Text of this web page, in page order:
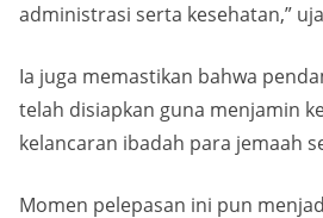
administrasi serta kesehatan,”
Ia juga memastikan bahwa
telah disiapkan guna menjamin
kelancaran ibadah para jemaah
Momen pelepasan ini pun